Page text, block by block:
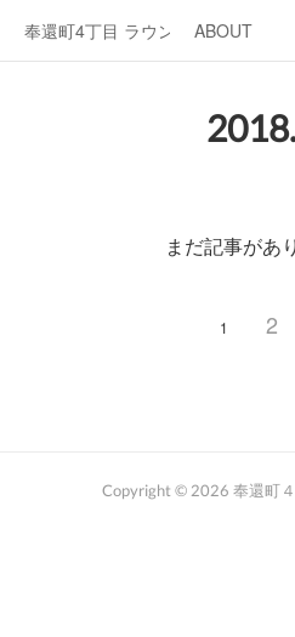
奉還町4丁目 ラウンジ・カド
ABOUT
2018.
まだ記事があ
1 2
Copyright © 2026 奉還町